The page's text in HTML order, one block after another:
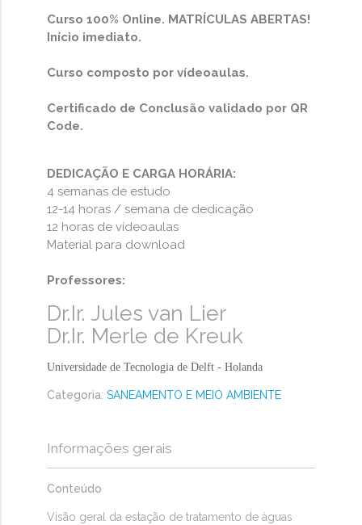
Curso 100% Online. MATRÍCULAS ABERTAS!
Início imediato.
Curso composto por vídeoaulas.
Certificado de Conclusão validado por QR
Code.
DEDICAÇÃO E CARGA HORÁRIA:
4 semanas de estudo
12-14 horas / semana de dedicação
12 horas de vídeoaulas
Material para download
Professores:
Dr.Ir. Jules van Lier
Dr.Ir. Merle de Kreuk
Universidade de Tecnologia de Delft - Holanda
Categoria:SANEAMENTO E MEIO AMBIENTE
Informações gerais
Conteúdo
Visão geral da estação de tratamento de águas